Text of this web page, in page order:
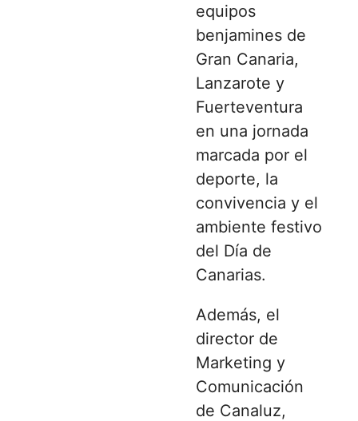
equipos
benjamines de
Gran Canaria,
Lanzarote y
Fuerteventura
en una jornada
marcada por el
deporte, la
convivencia y el
ambiente festivo
del Día de
Canarias.
Además, el
director de
Marketing y
Comunicación
de Canaluz,